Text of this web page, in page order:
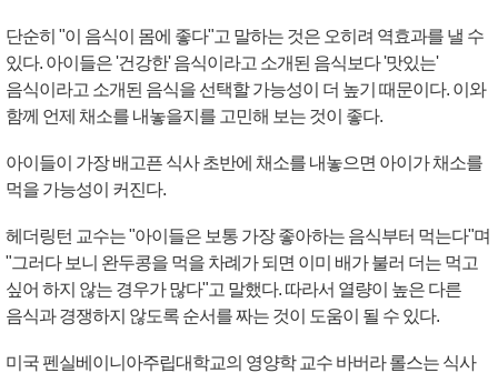
단순히 "이 음식이 몸에 좋다"고 말하는 것은 오히려 역효과를 낼 수
있다. 아이들은 '건강한' 음식이라고 소개된 음식보다 '맛있는'
음식이라고 소개된 음식을 선택할 가능성이 더 높기 때문이다. 이와
함께 언제 채소를 내놓을지를 고민해 보는 것이 좋다.
아이들이 가장 배고픈 식사 초반에 채소를 내놓으면 아이가 채소를
먹을 가능성이 커진다.
헤더링턴 교수는 "아이들은 보통 가장 좋아하는 음식부터 먹는다"며
"그러다 보니 완두콩을 먹을 차례가 되면 이미 배가 불러 더는 먹고
싶어 하지 않는 경우가 많다"고 말했다. 따라서 열량이 높은 다른
음식과 경쟁하지 않도록 순서를 짜는 것이 도움이 될 수 있다.
미국 펜실베이니아주립대학교의 영양학 교수 바버라 롤스는 식사